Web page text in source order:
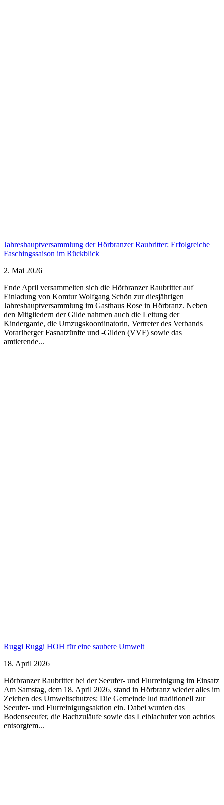
Jahreshauptversammlung der Hörbranzer Raubritter: Erfolgreiche
Faschingssaison im Rückblick
2. Mai 2026
Ende April versammelten sich die Hörbranzer Raubritter auf
Einladung von Komtur Wolfgang Schön zur diesjährigen
Jahreshauptversammlung im Gasthaus Rose in Hörbranz. Neben
den Mitgliedern der Gilde nahmen auch die Leitung der
Kindergarde, die Umzugskoordinatorin, Vertreter des Verbands
Vorarlberger Fasnatzünfte und -Gilden (VVF) sowie das
amtierende...
Ruggi Ruggi HOH für eine saubere Umwelt
18. April 2026
Hörbranzer Raubritter bei der Seeufer- und Flurreinigung im Einsatz
Am Samstag, dem 18. April 2026, stand in Hörbranz wieder alles im
Zeichen des Umweltschutzes: Die Gemeinde lud traditionell zur
Seeufer- und Flurreinigungsaktion ein. Dabei wurden das
Bodenseeufer, die Bachzuläufe sowie das Leiblachufer von achtlos
entsorgtem...